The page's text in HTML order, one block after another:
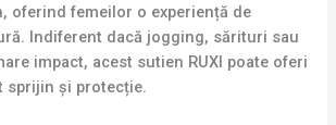
oferind femeilor o experiență de
Indiferent dacă jogging, sărituri sau
impact, acest sutien RUXI poate oferi
sprijin și protecție.